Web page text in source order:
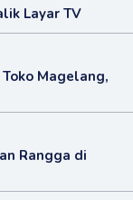
Layar TV
Magelang,
Rangga di